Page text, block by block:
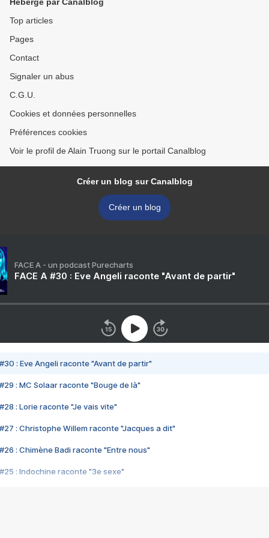
Top articles
Pages
Contact
Signaler un abus
C.G.U.
Cookies et données personnelles
Préférences cookies
Voir le profil de Alain Truong sur le portail Canalblog
Créer un blog sur Canalblog
Créer un blog
FACE A - un podcast Purecharts
FACE A #30 : Eve Angeli raconte "Avant de partir"
#30 : Eve Angeli raconte "Avant de partir"
#29 : MC Solaar raconte "Bouge de là"
#28 : Lorie raconte "Je vais vite"
#27 : Christophe Willem raconte "Jacques a dit"
#26 : Chimène Badi raconte "Entre nous"
#25 : Indochine raconte "3e sexe"